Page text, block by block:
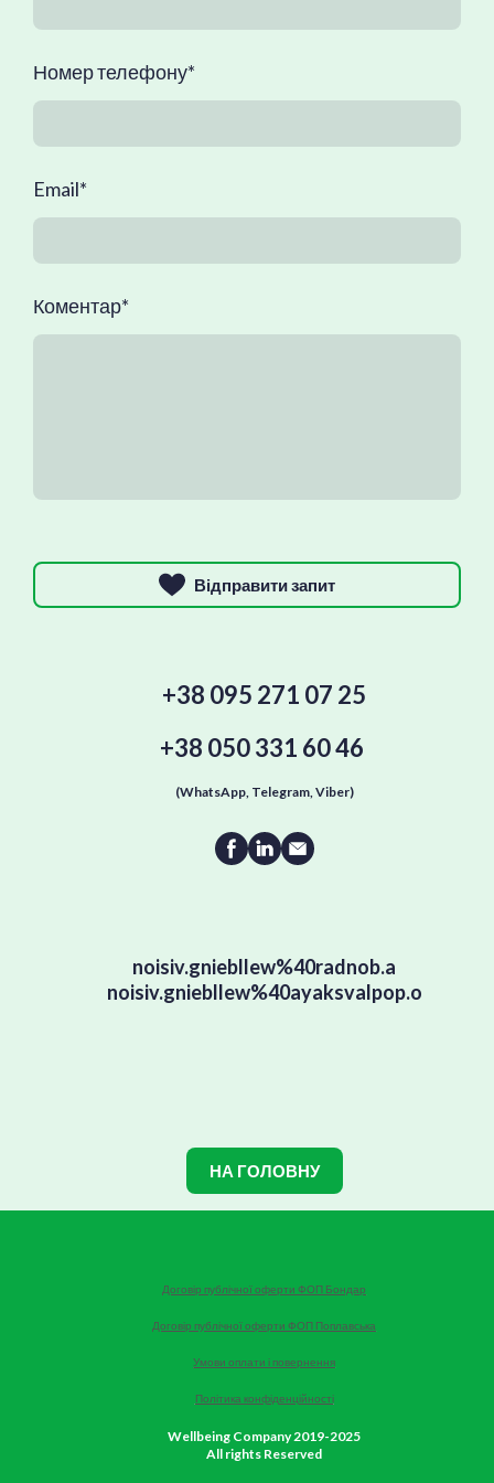
Номер телефону*
Email*
Коментар*
Відправити запит
+38 095 271 07 25
+38 050 331 60 46
(WhatsApp, Telegram, Viber)
noisiv.gniebllew%40radnob.a
noisiv.gniebllew%40ayaksvalpop.o
НА ГОЛОВНУ
Договір публічної оферти ФОП Бондар
Договір публічної оферти ФОП Поплавська
Умови оплати і повернення
Політика конфіденційності
Wellbeing Company 2019-2025
All rights Reserved